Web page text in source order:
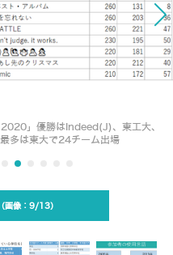
」優勝はIndeed(J)、東工大、
多は東大で24チーム出場
9/13